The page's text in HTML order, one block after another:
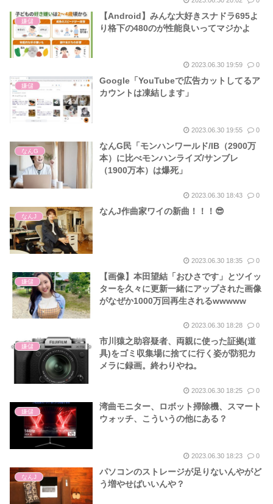
嫌儲
【Android】みんな大好きスナドラ695よ
り格下の480のが性能良いってマジかよ
2023.06.30 19:59 0
嫌儲
Google「YouTubeで広告カットしてるア
カウントは凍結します」
2023.06.30 19:55 0
なんG
なんG民「モンハンワールド/IB（2900万
本）に比べモンハンライズ/サンブレ
（1900万本）は爆死」
2023.06.30 18:43 0
なんJ
なんJ作曲家ワイの新曲！！！😎
2023.06.30 18:35 0
嫌儲
【画像】本田望結「おひさです」とツイッ
ターを久々に更新一緒にアップされた画像
がなぜか1000万回再生されるwwwww
2023.06.30 18:28 0
嫌儲
市川猿之助容疑者、両親に使った証拠(道
具)をゴミ収集場に捨てに行く姿が防犯カ
メラに録画。終わりやね。
2023.06.30 18:25 0
嫌儲
湾曲モニター、ロボット掃除機、スマート
ウォッチ、こういうの他にある？
2023.06.30 18:23 0
なんJ
パソコンのストレージが足りないんやがど
う増やせばいいんや？